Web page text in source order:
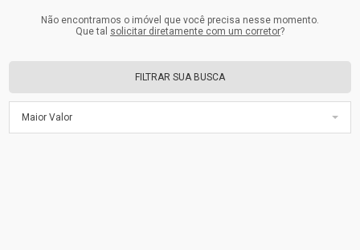
Não encontramos o imóvel que você precisa nesse momento.
Que tal solicitar diretamente com um corretor?
FILTRAR SUA BUSCA
Maior Valor